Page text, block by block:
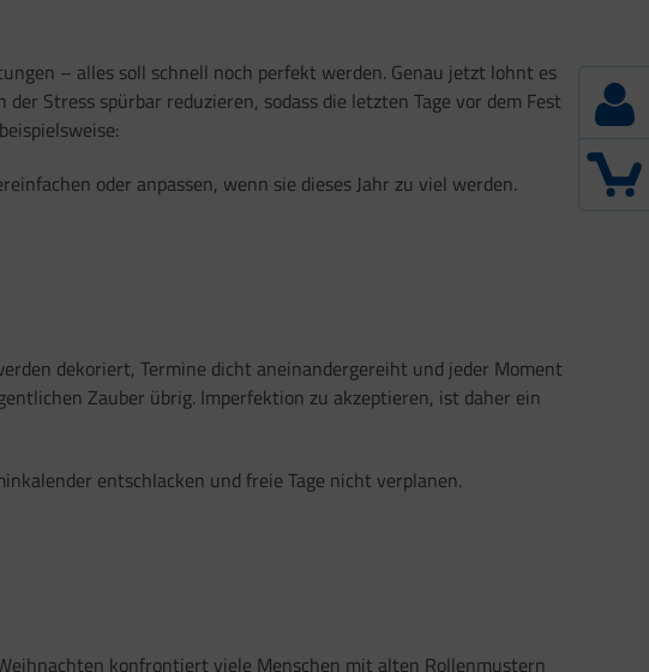
– alles soll schnell noch perfekt werden. Genau jetzt lohnt es
Stress spürbar reduzieren, sodass die letzten Tage vor dem Fest
oder anpassen, wenn sie dieses Jahr zu viel werden.
dekoriert, Termine dicht aneinandergereiht und jeder Moment
Zauber übrig. Imperfektion zu akzeptieren, ist daher ein
entschlacken und freie Tage nicht verplanen.
konfrontiert viele Menschen mit alten Rollenmustern